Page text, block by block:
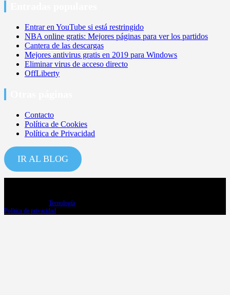
Entrar en YouTube si está restringido
NBA online gratis: Mejores páginas para ver los partidos
Cantera de las descargas
Mejores antivirus gratis en 2019 para Windows
Eliminar virus de acceso directo
OffLiberty
Contacto
Política de Cookies
Política de Privacidad
IR AL BLOG
Tecnología
Política de privacidad